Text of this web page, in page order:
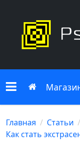
МенюГлавная
Главная Статьи
Как стать